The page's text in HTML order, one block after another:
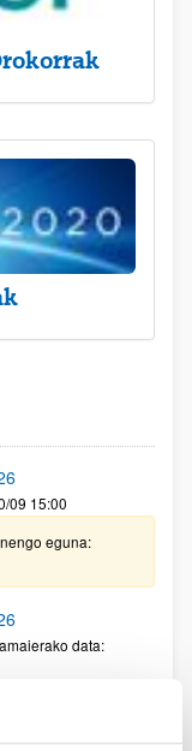
09 15:00
eguna:
data: